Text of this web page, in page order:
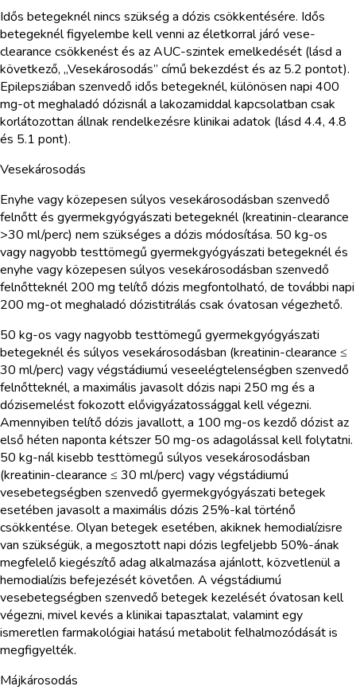
Idős betegeknél nincs szükség a dózis csökkentésére. Idős
betegeknél figyelembe kell venni az életkorral járó vese-
clearance csökkenést és az AUC-szintek emelkedését (lásd a
következő, „Vesekárosodás” című bekezdést és az 5.2 pontot).
Epilepsziában szenvedő idős betegeknél, különösen napi 400
mg-ot meghaladó dózisnál a lakozamiddal kapcsolatban csak
korlátozottan állnak rendelkezésre klinikai adatok (lásd 4.4, 4.8
és 5.1 pont).
Vesekárosodás
Enyhe vagy közepesen súlyos vesekárosodásban szenvedő
felnőtt és gyermekgyógyászati betegeknél (kreatinin-clearance
>30 ml/perc) nem szükséges a dózis módosítása. 50 kg-os
vagy nagyobb testtömegű gyermekgyógyászati betegeknél és
enyhe vagy közepesen súlyos vesekárosodásban szenvedő
felnőtteknél 200 mg telítő dózis megfontolható, de további napi
200 mg-ot meghaladó dózistitrálás csak óvatosan végezhető.
50 kg-os vagy nagyobb testtömegű gyermekgyógyászati
betegeknél és súlyos vesekárosodásban (kreatinin-clearance ≤
30 ml/perc) vagy végstádiumú veseelégtelenségben szenvedő
felnőtteknél, a maximális javasolt dózis napi 250 mg és a
dózisemelést fokozott elővigyázatossággal kell végezni.
Amennyiben telítő dózis javallott, a 100 mg-os kezdő dózist az
első héten naponta kétszer 50 mg-os adagolással kell folytatni.
50 kg-nál kisebb testtömegű súlyos vesekárosodásban
(kreatinin-clearance ≤ 30 ml/perc) vagy végstádiumú
vesebetegségben szenvedő gyermekgyógyászati betegek
esetében javasolt a maximális dózis 25%-kal történő
csökkentése. Olyan betegek esetében, akiknek hemodialízisre
van szükségük, a megosztott napi dózis legfeljebb 50%-ának
megfelelő kiegészítő adag alkalmazása ajánlott, közvetlenül a
hemodialízis befejezését követően. A végstádiumú
vesebetegségben szenvedő betegek kezelését óvatosan kell
végezni, mivel kevés a klinikai tapasztalat, valamint egy
ismeretlen farmakológiai hatású metabolit felhalmozódását is
megfigyelték.
Májkárosodás